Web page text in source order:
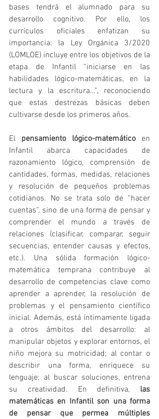
bases tendrá el alumnado para su
desarrollo cognitivo. Por ello, los
currículos oficiales enfatizan su
importancia: la Ley Orgánica 3/2020
(LOMLOE) incluye entre los objetivos de la
etapa de Infantil “iniciarse en las
habilidades lógico-matemáticas, en la
lectura y la escritura…”, reconociendo
que estas destrezas básicas deben
cultivarse desde los primeros años.
El pensamiento lógico-matemático en
Infantil abarca capacidades de
razonamiento lógico, comprensión de
cantidades, formas, medidas, relaciones
y resolución de pequeños problemas
cotidianos. No se trata solo de “hacer
cuentas”, sino de una forma de pensar y
comprender el mundo a través de
relaciones (clasificar, comparar, seguir
secuencias, entender causas y efectos,
etc.). Una sólida formación lógico-
matemática temprana contribuye al
desarrollo de competencias clave como
aprender a aprender, la resolución de
problemas y el pensamiento científico
inicial. Además, está íntimamente ligada
a otros ámbitos del desarrollo: al
manipular objetos y explorar entornos, el
niño mejora su motricidad; al contar o
describir una forma, enriquece su
lenguaje; al buscar soluciones, entrena
su creatividad. En definitiva, las
matemáticas en Infantil son una forma
de pensar que permea múltiples